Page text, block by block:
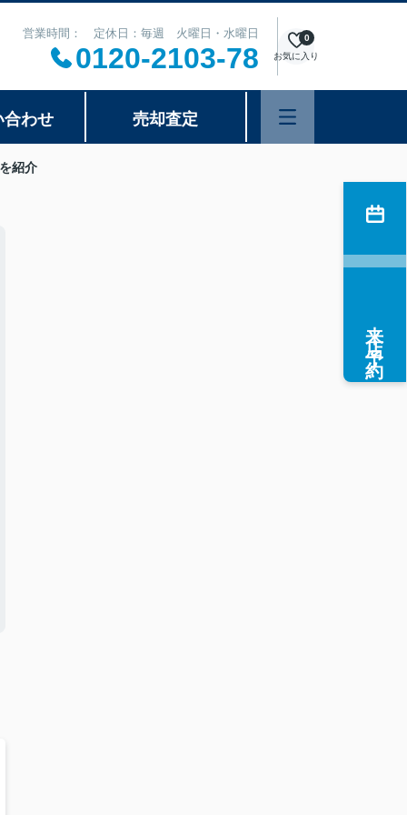
営業時間： 定休日：毎週 火曜日・水曜日
0120-2103-78 お気に入り
0
合わせ 売却査定
紹介
来店予約